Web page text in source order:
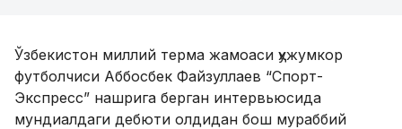
Ўзбекистон миллий терма жамоаси ҳужумкор
футболчиси Аббосбек Файзуллаев “Спорт-
Экспресс” нашрига берган интервьюсида
мундиалдаги дебюти олдидан бош мураббий